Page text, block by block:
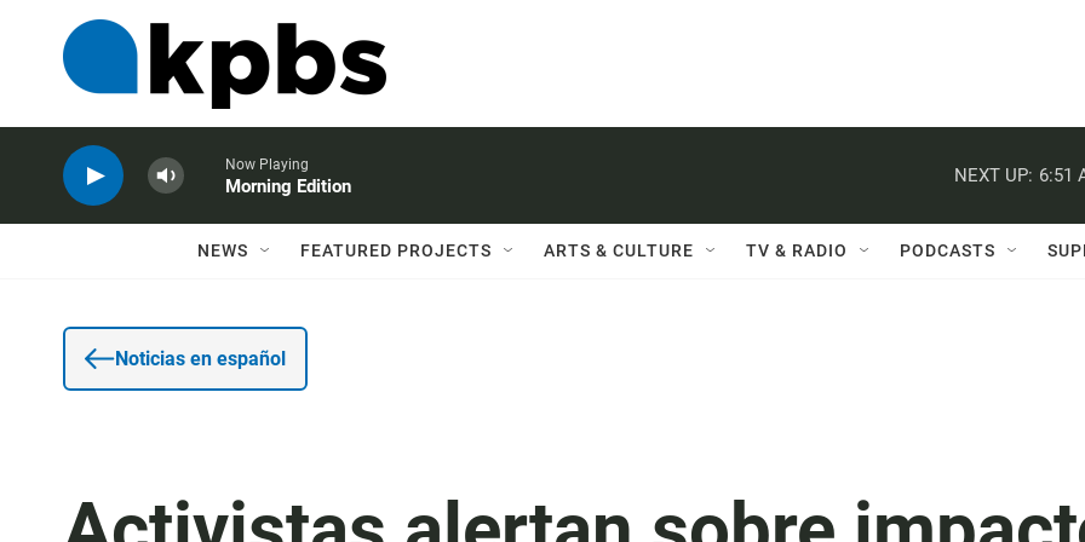
Now Playing
Morning Edition
NEXT UP: 6:51
NEWS FEATURED PROJECTS ARTS & CULTURE TV & RADIO PODCASTS
Noticias en español